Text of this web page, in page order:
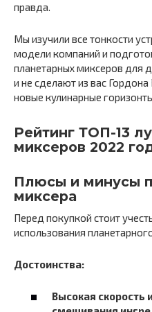
правда.
Мы изучили все тонкости
модели компаний и
планетарных миксеров для
и не сделают из вас
новые кулинарные
Рейтинг ТОП-13
миксеров 2022
Плюсы и минусы
миксера
Перед покупкой стоит
использования
Достоинства:
Высокая скорость